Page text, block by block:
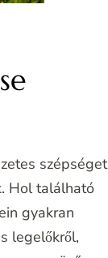
szépséget
Hol található
gyakran
legelőkről,